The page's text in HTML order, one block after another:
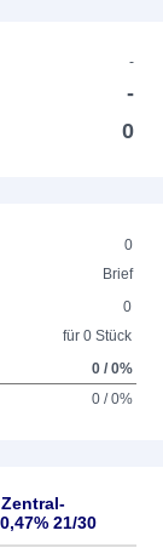
-
-
0
0
Brief
0
für 0 Stück
0 / 0%
0 / 0%
21/30